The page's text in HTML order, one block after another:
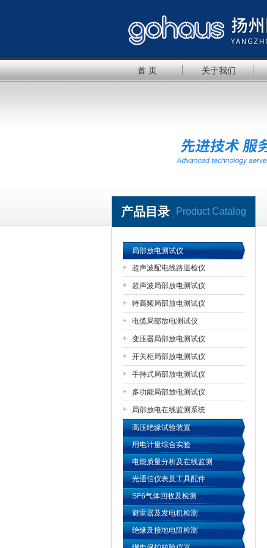
扬州国浩电气有限公司
首 页 关于我们
产品目录 Product Catalog
局部放电测试仪
超声波配电线路巡检仪
超声波局部放电测试仪
特高频局部放电测试仪
电缆局部放电测试仪
变压器局部放电测试仪
开关柜局部放电测试仪
手持式局部放电测试仪
多功能局部放电测试仪
局部放电在线监测系统
高压绝缘试验装置
用电计量综合实验
电能质量分析及在线监测
光通信仪表及工具配件
SF6气体回收及检测
避雷器及发电机检测
绝缘及接地电阻检测